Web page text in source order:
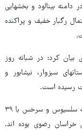
دامنه بینالود و بخشهایی
رگبار خفیف و پراکنده
کرد: در شبانه روز
سبزوار، نیشابور و
به گفته وی، طی این مدت فریمان با ۱۵ درجه سلسیوس و سرخس با ۳۹
خراسان رضوی بوده اند.